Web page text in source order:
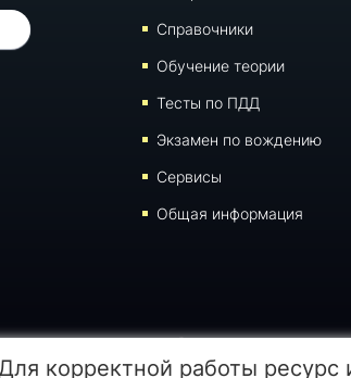
Справочники
Обучение теории
Тесты по ПДД
Экзамен по вождению
Сервисы
Общая информация
материалов данной страницы для
корректной работы ресурс